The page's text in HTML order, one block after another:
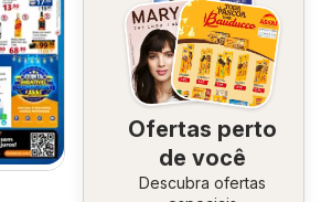
Ofertas perto
de você
Descubra ofertas